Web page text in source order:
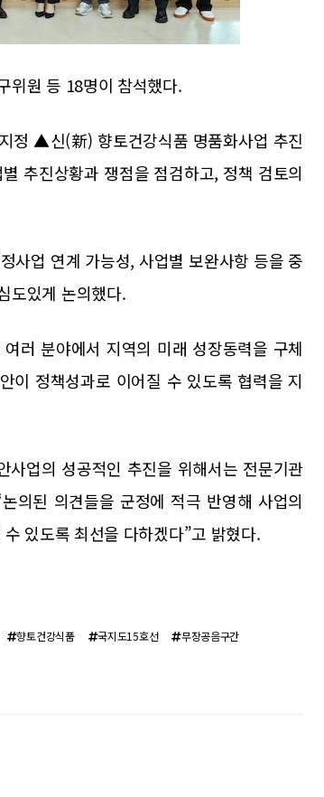
위원 등 18명이 참석했다.
정 ▲신(新) 향토건강식품 명품화사업 추진
추진상황과 쟁점을 점검하고, 정책 검토의
사업 연계 가능성, 사업별 보완사항 등을 중
도있게 논의했다.
러 분야에서 지역의 미래 성장동력을 구체
이 정책성과로 이어질 수 있도록 협력을 지
사업의 성공적인 추진을 위해서는 전문기관
의된 의견들을 군정에 적극 반영해 사업의
있도록 최선을 다하겠다”고 밝혔다.
향토건강식품 국지도15호선 무장공음구간